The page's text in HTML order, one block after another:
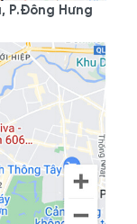
P.Đông Hưng